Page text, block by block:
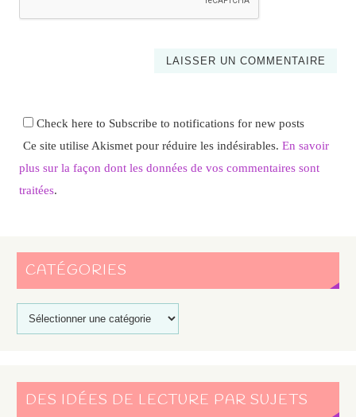
Check here to Subscribe to notifications for new posts
Ce site utilise Akismet pour réduire les indésirables. En savoir
plus sur la façon dont les données de vos commentaires sont
traitées.
CATÉGORIES
DES IDÉES DE LECTURE PAR SUJETS